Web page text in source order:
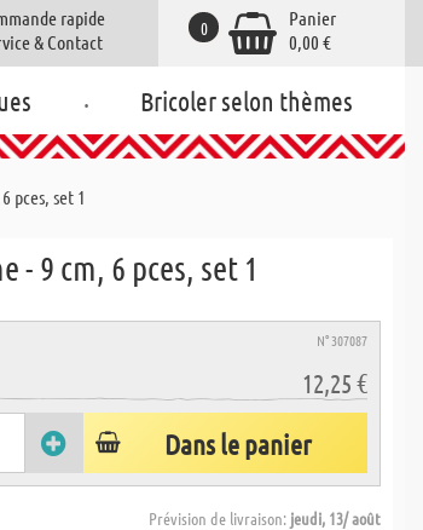
rapide
& Contact
Panier
0,00 €
0
. Bricoler selon thèmes
pces, set 1
- 9 cm, 6 pces, set 1
N° 307087
12,25 €
Dans le panier
Prévision de livraison: jeudi, 13/ août